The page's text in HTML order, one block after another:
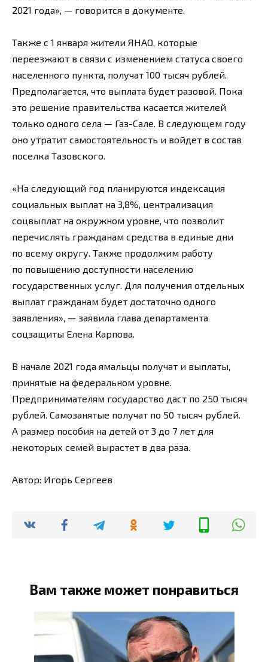
2021 года», — говорится в документе.
Также с 1 января жители ЯНАО, которые
переезжают в связи с изменением статуса своего
населенного пункта, получат 100 тысяч рублей.
Предполагается, что выплата будет разовой. Пока
это решение правительства касается жителей
только одного села — Газ-Сале. В следующем году
оно утратит самостоятельность и войдет в состав
поселка Тазовского.
«На следующий год планируются индексация
социальных выплат на 3,8%, централизация
соцвыплат на окружном уровне, что позволит
перечислять гражданам средства в единые дни
по всему округу. Также продолжим работу
по повышению доступности населению
государственных услуг. Для получения отдельных
выплат гражданам будет достаточно одного
заявления», — заявила глава департамента
соцзащиты Елена Карпова.
В начале 2021 года ямальцы получат и выплаты,
принятые на федеральном уровне.
Предпринимателям государство даст по 250 тысяч
рублей. Самозанятые получат по 50 тысяч рублей.
А размер пособия на детей от 3 до 7 лет для
некоторых семей вырастет в два раза.
Автор: Игорь Сергеев
Вам также может понравиться